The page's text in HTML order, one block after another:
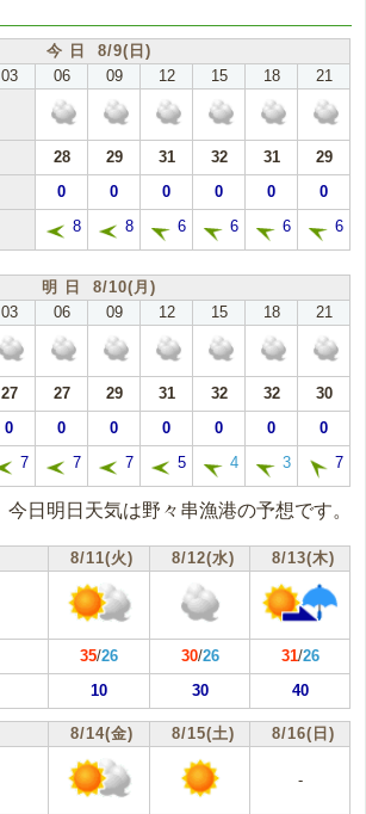
今 日 8/9(日)
03 06 09 12 15 18 21
28 29 31 32 31
29
0 0 0 0 0 0
8 8 6 6 6 6
明 日 8/10(月)
03 06 09 12 15 18 21
27 27 29 31 32 32
30
0 0 0 0 0 0 0
7 7 7 5 4 3 7
今日明日天気は野々串漁港の予想です。
8/11(火) 8/12(水) 8/13(木)
35/26 30/26 31/26
10 30 40
8/14(金) 8/15(土) 8/16(日)
-